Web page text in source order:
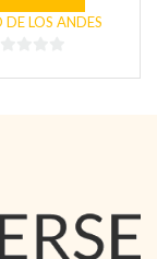
DE LOS ANDES